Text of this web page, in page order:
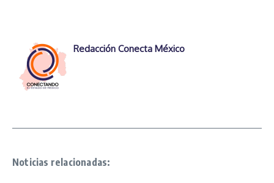
Redacción Conecta México
Noticias relacionadas: